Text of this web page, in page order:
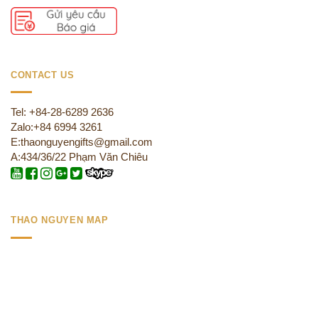
CONTACT US
Tel: +84-28-6289 2636
Zalo:+84 6994 3261
E:thaonguyengifts@gmail.com
A:434/36/22 Phạm Văn Chiêu
THAO NGUYEN MAP